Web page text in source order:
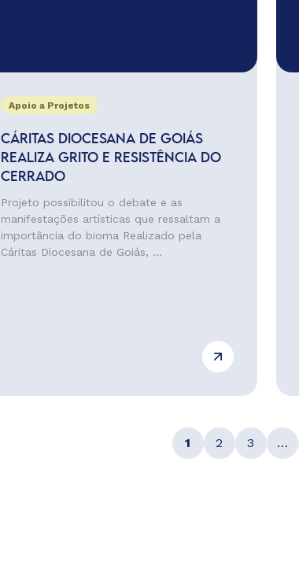
Apoio a Projetos
CÁRITAS DIOCESANA DE GOIÁS
REALIZA GRITO E RESISTÊNCIA DO
CERRADO
Projeto possibilitou o debate e as
manifestações artísticas que ressaltam a
importância do bioma Realizado pela
Cáritas Diocesana de Goiás, ...
1 2 3 …